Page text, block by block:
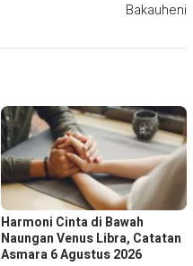
Bakauheni
Harmoni Cinta di Bawah
Naungan Venus Libra, Catatan
Asmara 6 Agustus 2026